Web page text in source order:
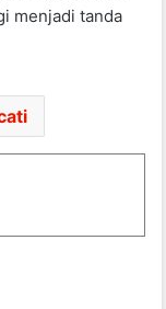
menjadi tanda